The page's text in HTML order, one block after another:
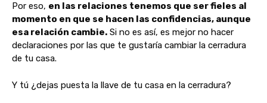
Por eso, en las relaciones tenemos que ser fieles al
momento en que se hacen las confidencias, aunque
esa relación cambie. Si no es así, es mejor no hacer
declaraciones por las que te gustaría cambiar la cerradura
de tu casa.
Y tú ¿dejas puesta la llave de tu casa en la cerradura?